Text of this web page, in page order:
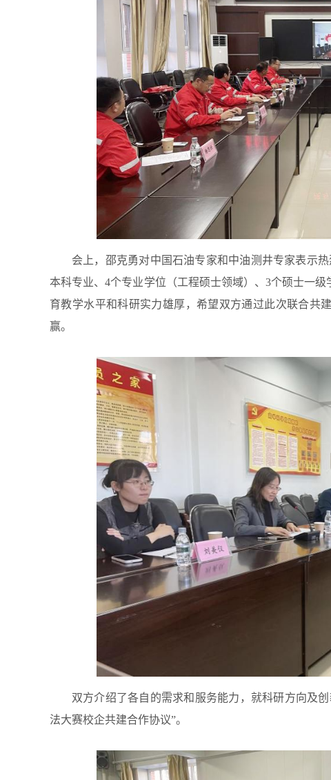
会上，邵克勇对中国石油专家和中油测井专家表示
本科专业、4个专业学位（工程硕士领域）、3个硕士一
育教学水平和科研实力雄厚，希望双方通过此次联合共
赢。
双方介绍了各自的需求和服务能力，就科研方向及
法大赛校企共建合作协议”。